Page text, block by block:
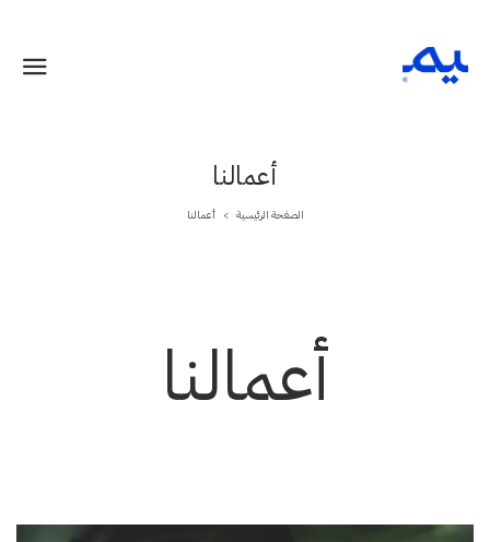
أعمالنا
الصفحة الرئيسية > أعمالنا
أعمالنا